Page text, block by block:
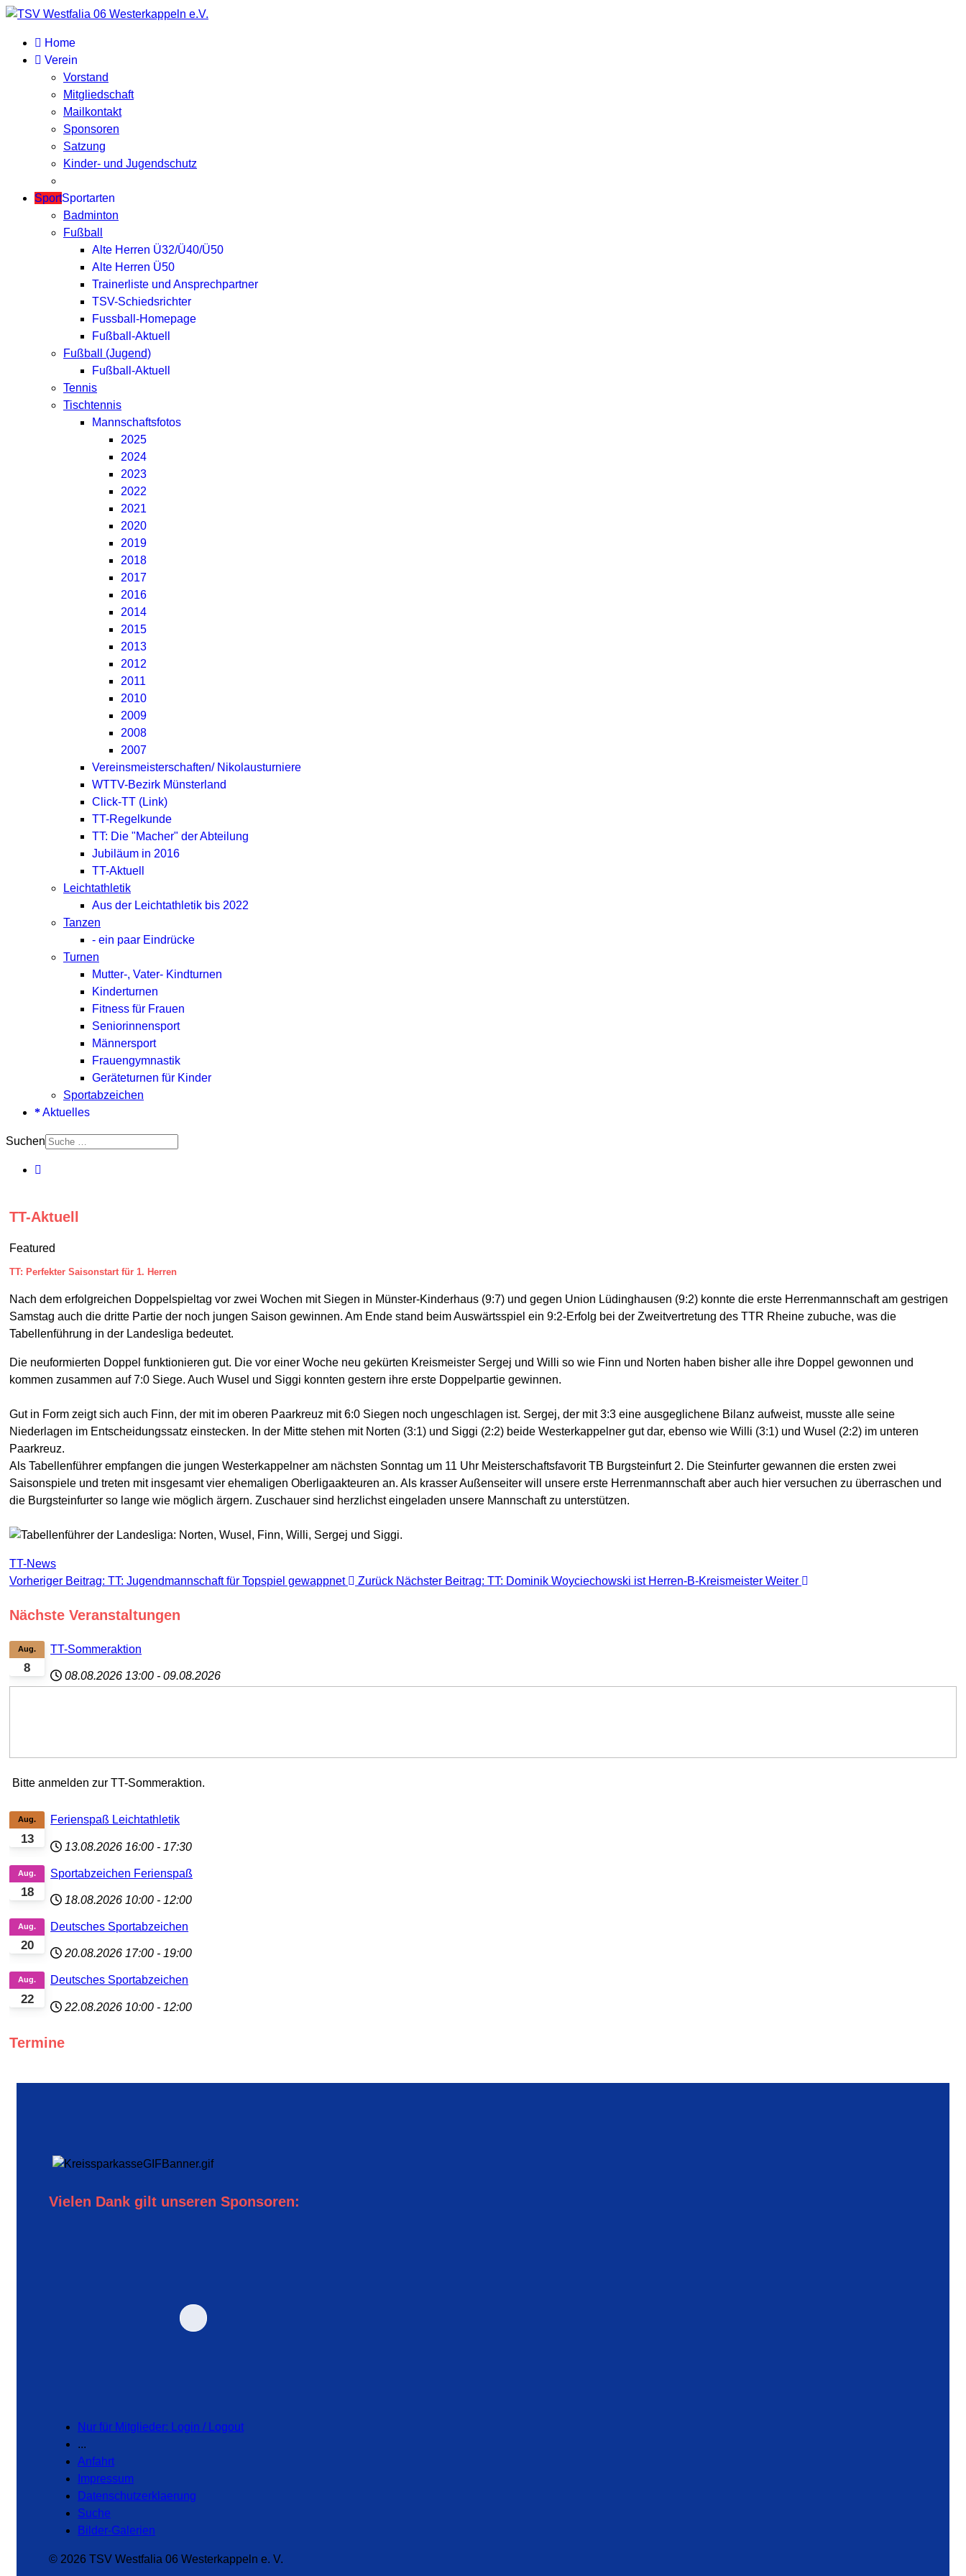
Home
Verein
Vorstand
Mitgliedschaft
Mailkontakt
Sponsoren
Satzung
Kinder- und Jugendschutz
SportSportarten
Badminton
Fußball
Alte Herren Ü32/Ü40/Ü50
Alte Herren Ü50
Trainerliste und Ansprechpartner
TSV-Schiedsrichter
Fussball-Homepage
Fußball-Aktuell
Fußball (Jugend)
Fußball-Aktuell
Tennis
Tischtennis
Mannschaftsfotos
2025
2024
2023
2022
2021
2020
2019
2018
2017
2016
2014
2015
2013
2012
2011
2010
2009
2008
2007
Vereinsmeisterschaften/ Nikolausturniere
WTTV-Bezirk Münsterland
Click-TT (Link)
TT-Regelkunde
TT: Die "Macher" der Abteilung
Jubiläum in 2016
TT-Aktuell
Leichtathletik
Aus der Leichtathletik bis 2022
Tanzen
- ein paar Eindrücke
Turnen
Mutter-, Vater- Kindturnen
Kinderturnen
Fitness für Frauen
Seniorinnensport
Männersport
Frauengymnastik
Geräteturnen für Kinder
Sportabzeichen
Aktuelles
Suchen
TT-Aktuell
Featured
TT: Perfekter Saisonstart für 1. Herren
Nach dem erfolgreichen Doppelspieltag vor zwei Wochen mit Siegen in Münster-Kinderhaus (9:7) und gegen Union Lüdinghausen (9:2) konnte die erste Herrenmannschaft am gestrigen
Samstag auch die dritte Partie der noch jungen Saison gewinnen. Am Ende stand beim Auswärtsspiel ein 9:2-Erfolg bei der Zweitvertretung des TTR Rheine zubuche, was die
Tabellenführung in der Landesliga bedeutet.
Die neuformierten Doppel funktionieren gut. Die vor einer Woche neu gekürten Kreismeister Sergej und Willi so wie Finn und Norten haben bisher alle ihre Doppel gewonnen und
kommen zusammen auf 7:0 Siege. Auch Wusel und Siggi konnten gestern ihre erste Doppelpartie gewinnen.
Gut in Form zeigt sich auch Finn, der mit im oberen Paarkreuz mit 6:0 Siegen noch ungeschlagen ist. Sergej, der mit 3:3 eine ausgeglichene Bilanz aufweist, musste alle seine
Niederlagen im Entscheidungssatz einstecken. In der Mitte stehen mit Norten (3:1) und Siggi (2:2) beide Westerkappelner gut dar, ebenso wie Willi (3:1) und Wusel (2:2) im unteren
Paarkreuz.
Als Tabellenführer empfangen die jungen Westerkappelner am nächsten Sonntag um 11 Uhr Meisterschaftsfavorit TB Burgsteinfurt 2. Die Steinfurter gewannen die ersten zwei
Saisonspiele und treten mit insgesamt vier ehemaligen Oberligaakteuren an. Als krasser Außenseiter will unsere erste Herrenmannschaft aber auch hier versuchen zu überraschen und
die Burgsteinfurter so lange wie möglich ärgern. Zuschauer sind herzlichst eingeladen unsere Mannschaft zu unterstützen.
TT-News
Vorheriger Beitrag: TT: Jugendmannschaft für Topspiel gewappnet
Zurück Nächster Beitrag: TT: Dominik Woyciechowski ist Herren-B-Kreismeister Weiter
Nächste Veranstaltungen
8
Aug. TT-Sommeraktion
08.08.2026 13:00 - 09.08.2026
Bitte anmelden zur TT-Sommeraktion.
13
Aug. Ferienspaß Leichtathletik
13.08.2026 16:00 - 17:30
18
Aug. Sportabzeichen Ferienspaß
18.08.2026 10:00 - 12:00
20
Aug. Deutsches Sportabzeichen
20.08.2026 17:00 - 19:00
22
Aug. Deutsches Sportabzeichen
22.08.2026 10:00 - 12:00
Termine
Vielen Dank gilt unseren Sponsoren:
Nur für Mitglieder: Login / Logout
...
Anfahrt
Impressum
Datenschutzerklaerung
Suche
Bilder-Galerien
© 2026 TSV Westfalia 06 Westerkappeln e. V.